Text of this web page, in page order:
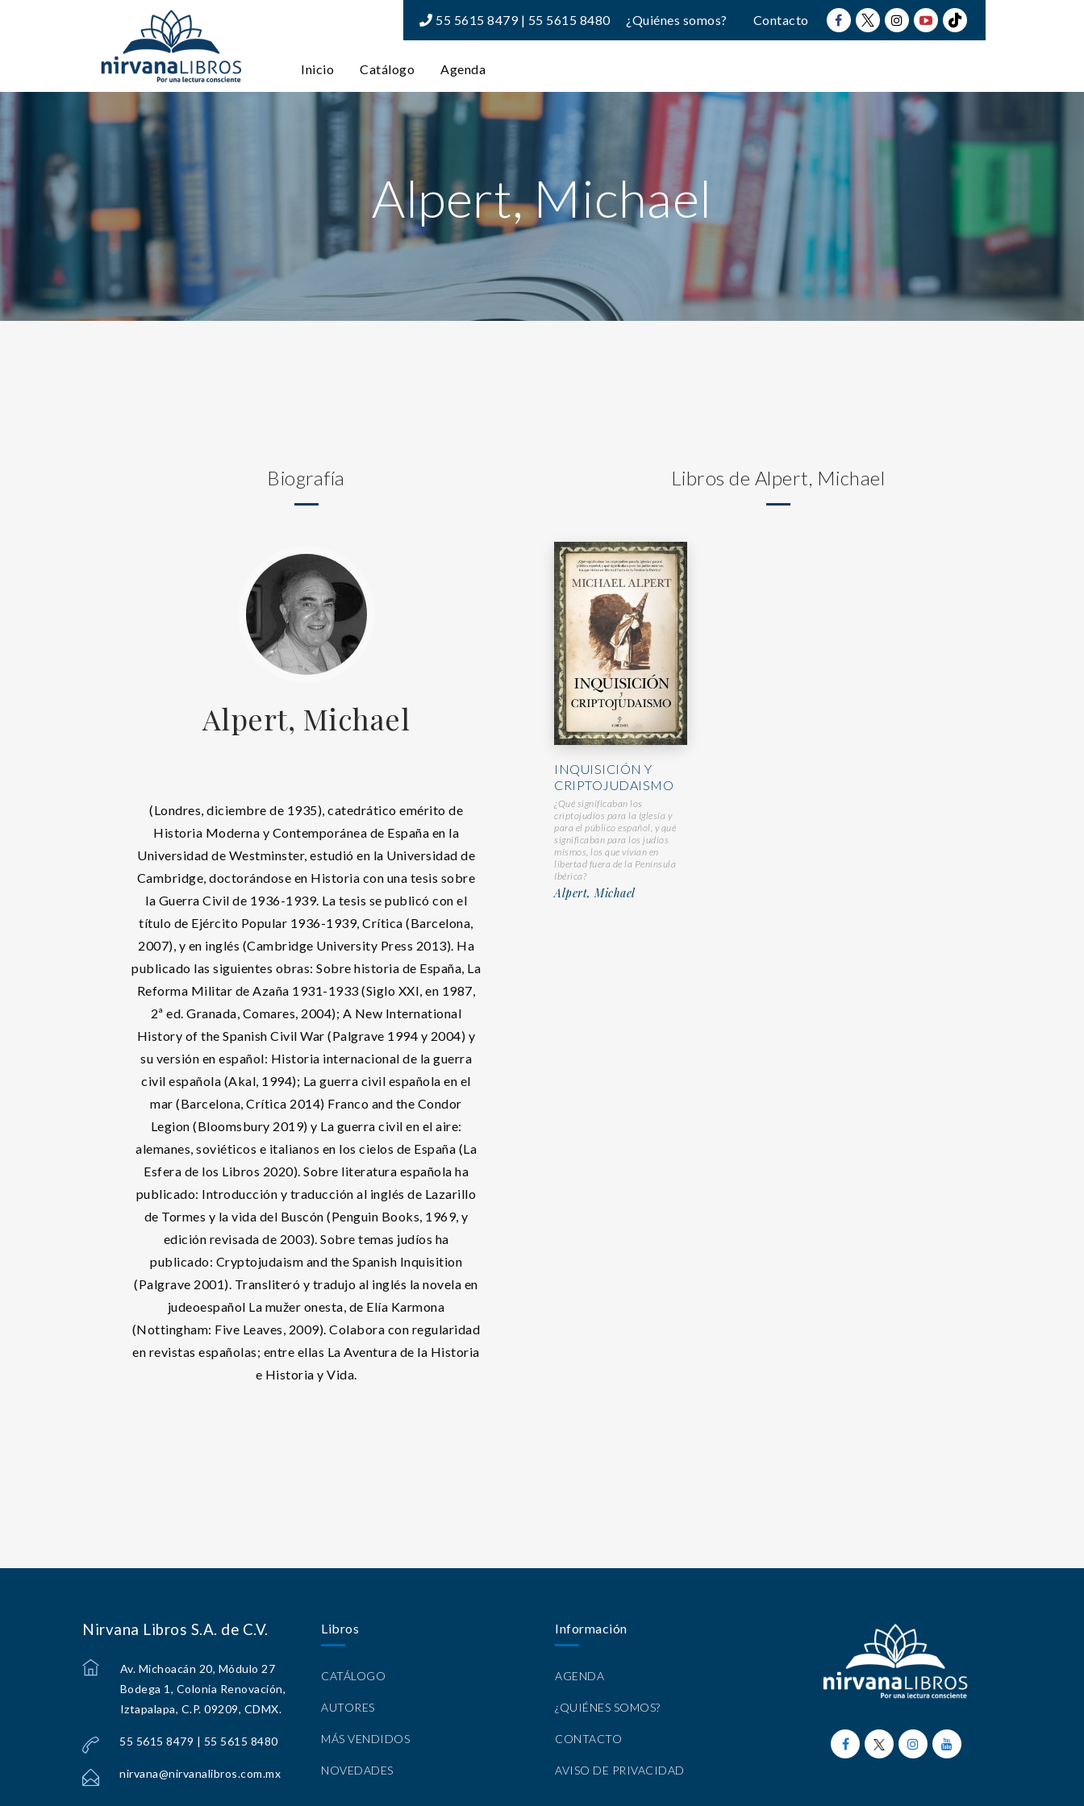
55 5615 8479 | 55 5615 8480 ¿Quiénes somos? Contacto
Inicio Catálogo Agenda
Alpert, Michael
Biografía
Alpert, Michael
(Londres, diciembre de 1935), catedrático emérito de
Historia Moderna y Contemporánea de España en la
Universidad de Westminster, estudió en la Universidad de
Cambridge, doctorándose en Historia con una tesis sobre
la Guerra Civil de 1936-1939. La tesis se publicó con el
título de Ejército Popular 1936-1939, Crítica (Barcelona,
2007), y en inglés (Cambridge University Press 2013). Ha
publicado las siguientes obras: Sobre historia de España, La
Reforma Militar de Azaña 1931-1933 (Siglo XXI, en 1987,
2ª ed. Granada, Comares, 2004); A New International
History of the Spanish Civil War (Palgrave 1994 y 2004) y
su versión en español: Historia internacional de la guerra
civil española (Akal, 1994); La guerra civil española en el
mar (Barcelona, Crítica 2014) Franco and the Condor
Legion (Bloomsbury 2019) y La guerra civil en el aire:
alemanes, soviéticos e italianos en los cielos de España (La
Esfera de los Libros 2020). Sobre literatura española ha
publicado: Introducción y traducción al inglés de Lazarillo
de Tormes y la vida del Buscón (Penguin Books, 1969, y
edición revisada de 2003). Sobre temas judíos ha
publicado: Cryptojudaism and the Spanish Inquisition
(Palgrave 2001). Transliteró y tradujo al inglés la novela en
judeoespañol La mužer onesta, de Elía Karmona
(Nottingham: Five Leaves, 2009). Colabora con regularidad
en revistas españolas; entre ellas La Aventura de la Historia
e Historia y Vida.
Libros de Alpert, Michael
INQUISICIÓN Y
CRIPTOJUDAISMO
¿Qué significaban los
criptojudíos para la Iglesia y
para el público español, y qué
significaban para los judíos
mismos, los que vivían en
libertad fuera de la Península
Ibérica?
Alpert, Michael
Nirvana Libros S.A. de C.V.
Av. Michoacán 20, Módulo 27
Bodega 1, Colonia Renovación,
Iztapalapa, C.P. 09209, CDMX.
55 5615 8479 | 55 5615 8480
nirvana@nirvanalibros.com.mx
Libros
CATÁLOGO
AUTORES
MÁS VENDIDOS
NOVEDADES
Información
AGENDA
¿QUIÉNES SOMOS?
CONTACTO
AVISO DE PRIVACIDAD